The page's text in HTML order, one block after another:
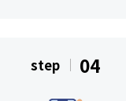
step 04